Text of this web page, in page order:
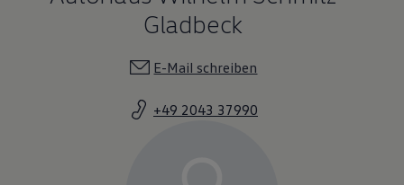
Gladbeck
E-Mail schreiben
+49 2043 37990